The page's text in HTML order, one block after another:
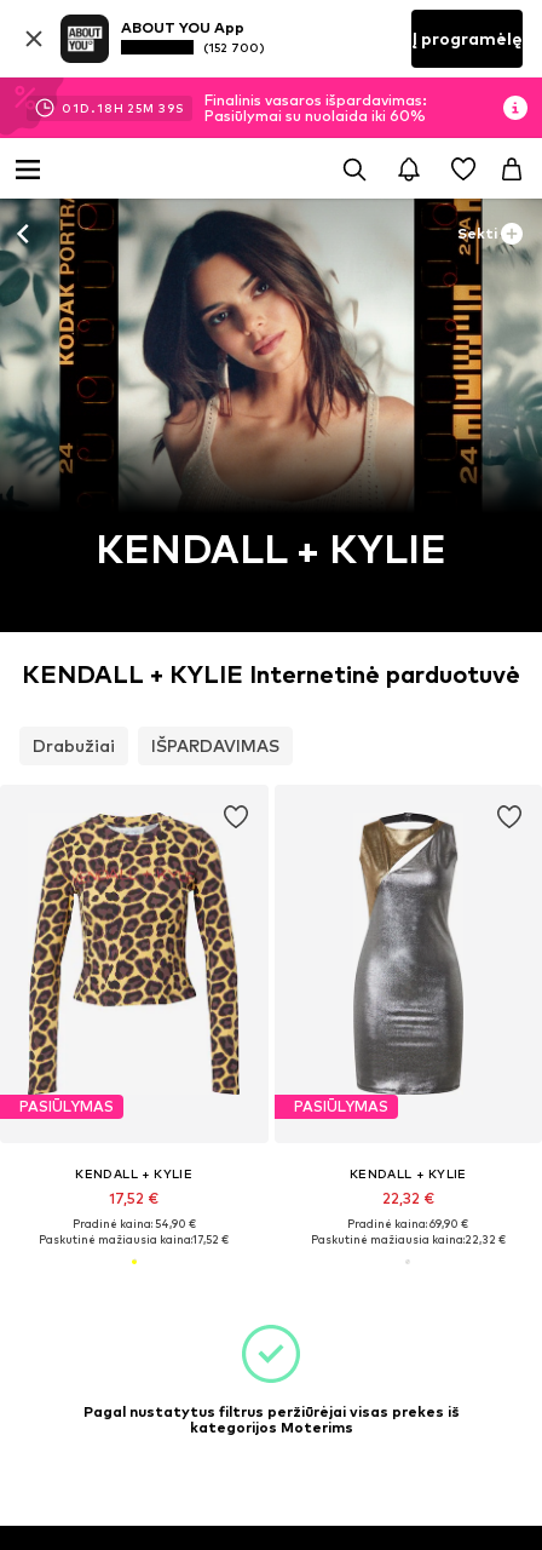
ABOUT YOU App
(152 700) Į programėlę
01D.18H 25M 38S
Finalinis vasaros išpardavimas:
Pasiūlymai su nuolaida iki 60%
Sekti
KENDALL + KYLIE
KENDALL + KYLIE Internetinė parduotuvė
Drabužiai IŠPARDAVIMAS
PASIŪLYMAS
KENDALL + KYLIE
17,52 €
Pradinė kaina: 54,90 €
Paskutinė mažiausia kaina:17,52 €
PASIŪLYMAS
KENDALL + KYLIE
22,32 €
Pradinė kaina: 69,90 €
Paskutinė mažiausia kaina:22,32 €
Pagal nustatytus filtrus peržiūrėjai visas prekes iš
kategorijos Moterims